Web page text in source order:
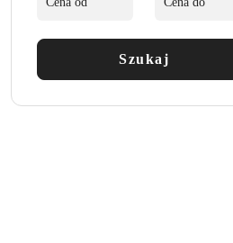
Szukaj